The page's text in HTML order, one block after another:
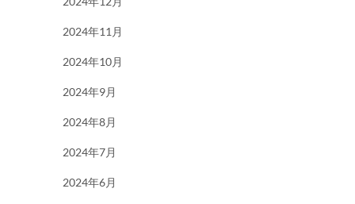
2024年11月
2024年10月
2024年9月
2024年8月
2024年7月
2024年6月